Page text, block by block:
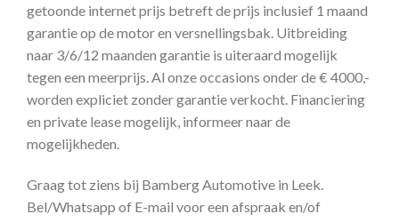
getoonde internet prijs betreft de prijs inclusief 1 maand
garantie op de motor en versnellingsbak. Uitbreiding
naar 3/6/12 maanden garantie is uiteraard mogelijk
tegen een meerprijs. Al onze occasions onder de € 4000,-
worden expliciet zonder garantie verkocht. Financiering
en private lease mogelijk, informeer naar de
mogelijkheden.
Graag tot ziens bij Bamberg Automotive in Leek.
Bel/Whatsapp of E-mail voor een afspraak en/of